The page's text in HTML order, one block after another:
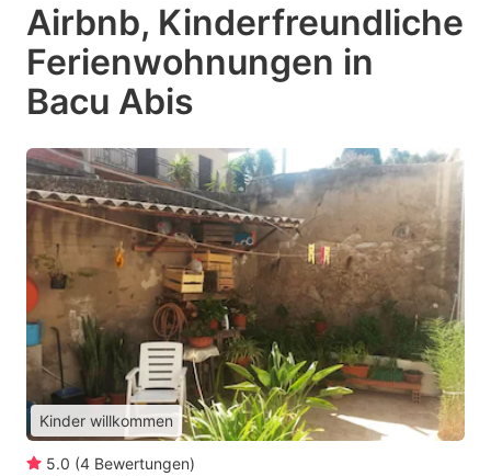
Airbnb, Kinderfreundliche
Ferienwohnungen in
Bacu Abis
Kinder willkommen
5.0 (4 Bewertungen)